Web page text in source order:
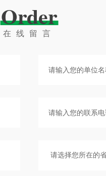
Order
在线留言